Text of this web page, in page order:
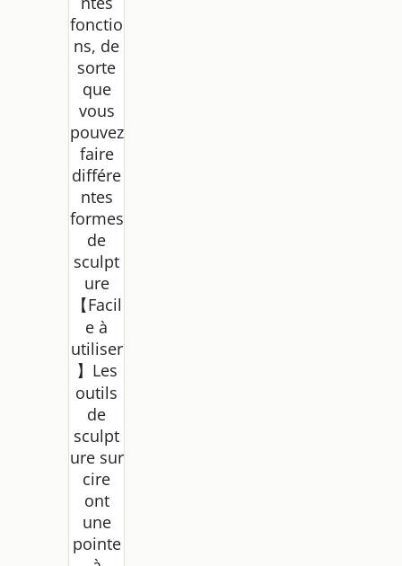
fonctio
ns, de
sorte
que
vous
pouvez
faire
différe
ntes
formes
de
sculpt
ure
【Facil
e à
utiliser
】Les
outils
de
sculpt
ure sur
cire
ont
une
pointe